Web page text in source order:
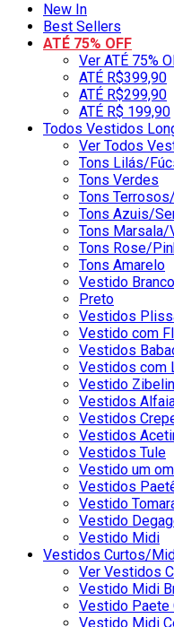
New In
Best Sellers
ATÉ 75% OFF
Ver ATÉ 75%
ATÉ R$399,90
ATÉ R$299,90
ATÉ R$ 199,90
Todos Vestidos
Ver Todos
Tons Lilás/
Tons Verdes
Tons
Tons Azuis/
Tons Marsala/
Tons Rose/
Tons Amarelo
Vestido
Preto
Vestidos
Vestido com
Vestidos
Vestidos com
Vestido
Vestidos
Vestidos
Vestidos
Vestidos Tule
Vestido um
Vestidos
Vestido
Vestido
Vestido Midi
Vestidos Curtos/
Ver Vestidos
Vestido Midi
Vestido Paete
Vestido Midi